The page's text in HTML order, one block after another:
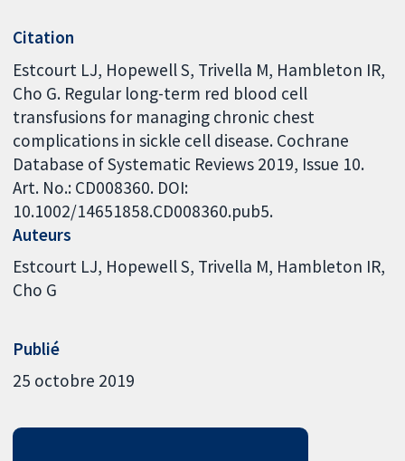
Citation
Estcourt LJ, Hopewell S, Trivella M, Hambleton IR,
Cho G. Regular long-term red blood cell
transfusions for managing chronic chest
complications in sickle cell disease. Cochrane
Database of Systematic Reviews 2019, Issue 10.
Art. No.: CD008360. DOI:
10.1002/14651858.CD008360.pub5.
Auteurs
Estcourt LJ Hopewell S Trivella M Hambleton IR
Cho G
Publié
25 octobre 2019